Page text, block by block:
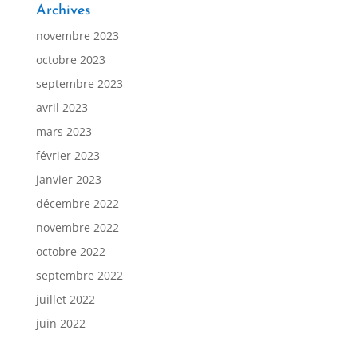
Archives
novembre 2023
octobre 2023
septembre 2023
avril 2023
mars 2023
février 2023
janvier 2023
décembre 2022
novembre 2022
octobre 2022
septembre 2022
juillet 2022
juin 2022